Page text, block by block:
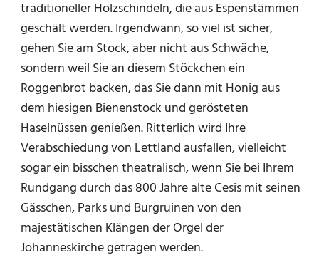
traditioneller Holzschindeln, die aus Espenstämmen
geschält werden. Irgendwann, so viel ist sicher,
gehen Sie am Stock, aber nicht aus Schwäche,
sondern weil Sie an diesem Stöckchen ein
Roggenbrot backen, das Sie dann mit Honig aus
dem hiesigen Bienenstock und gerösteten
Haselnüssen genießen. Ritterlich wird Ihre
Verabschiedung von Lettland ausfallen, vielleicht
sogar ein bisschen theatralisch, wenn Sie bei Ihrem
Rundgang durch das 800 Jahre alte Cesis mit seinen
Gässchen, Parks und Burgruinen von den
majestätischen Klängen der Orgel der
Johanneskirche getragen werden.